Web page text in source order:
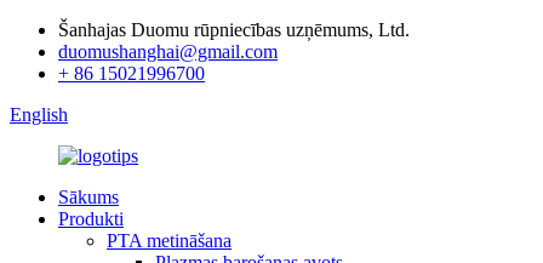
Šanhajas Duomu rūpniecības uzņēmums, Ltd.
duomushanghai@gmail.com
+ 86 15021996700
English
Sākums
Produkti
PTA metināšana